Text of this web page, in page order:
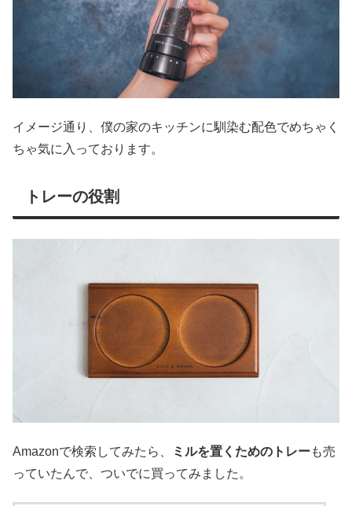
イメージ通り、僕の家のキッチンに馴染む配色でめちゃく
ちゃ気に入っております。
トレーの役割
Amazonで検索してみたら、 ミルを置くためのトレーも売
っていたんで、ついでに買ってみました。